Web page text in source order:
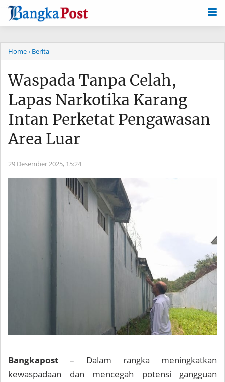
-->
Home› Berita
Waspada Tanpa Celah,
Lapas Narkotika Karang
Intan Perketat Pengawasan
Area Luar
29 Desember 2025, 15:24
Bangkapost– Dalam rangka meningkatkan
kewaspadaan dan mencegah potensi gangguan